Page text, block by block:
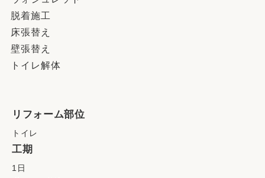
脱着施工
床張替え
壁張替え
トイレ解体
リフォーム部位
トイレ
工期
1日